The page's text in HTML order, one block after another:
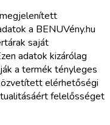
a BENUVény.hu
saját
adatok kizárólag
a termék tényleges
elérhetőségi
felelősséget